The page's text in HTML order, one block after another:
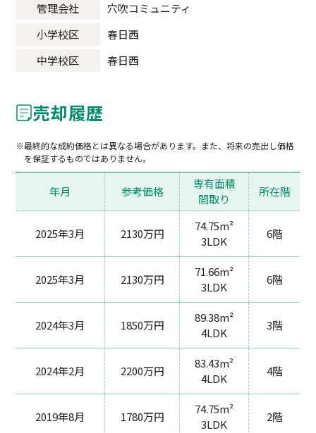
管理会社
穴吹コミュニティ
小学校区
春日西
中学校区
春日西
売却履歴
最終的な成約価格とは異なる場合があります。また、将来の売出し価格
を保証するものではありません。
年月 参考価格
専有面積
間取り
所在階
2025年3月 2130万円
74.75m²
3LDK
6階
2025年3月 2130万円
71.66m²
3LDK
6階
2024年3月 1850万円
89.38m²
4LDK
3階
2024年2月 2200万円
83.43m²
4LDK
4階
2019年8月 1780万円
74.75m²
3LDK
2階